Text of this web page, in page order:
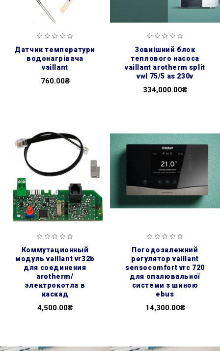
датчик температури
водонагрівача
vaillant
760.00₴
зовнішний блок
теплового насоса
vaillant arotherm split
vwl 75/5 as 230v
334,000.00₴
коммутационный
модуль vaillant vr32b
для соединения
arotherm/
электрокотла в
каскад
4,500.00₴
погодозалежний
регулятор vaillant
sensocomfort vrс 720
для опалювальної
системи з шиною
ebus
14,300.00₴